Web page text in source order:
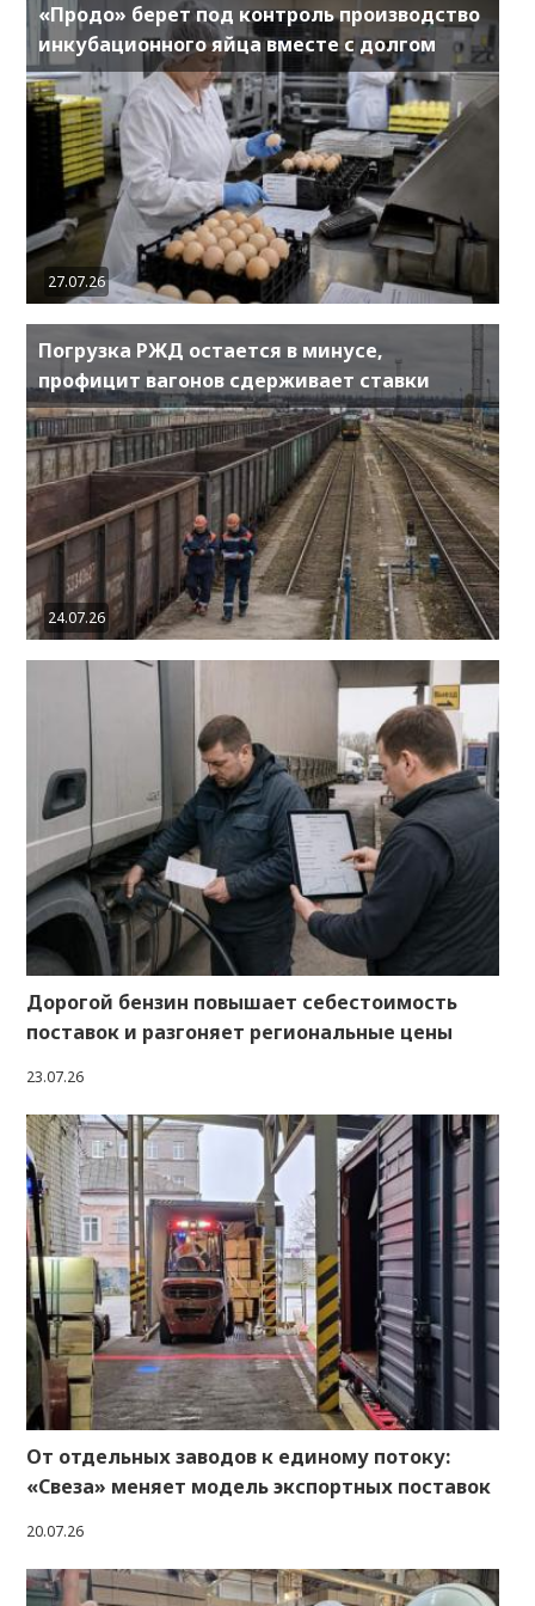
«Продо» берет под контроль производство
инкубационного яйца вместе с долгом
27.07.26
Погрузка РЖД остается в минусе,
профицит вагонов сдерживает ставки
24.07.26
Дорогой бензин повышает себестоимость
поставок и разгоняет региональные цены
23.07.26
От отдельных заводов к единому потоку:
«Свеза» меняет модель экспортных поставок
20.07.26